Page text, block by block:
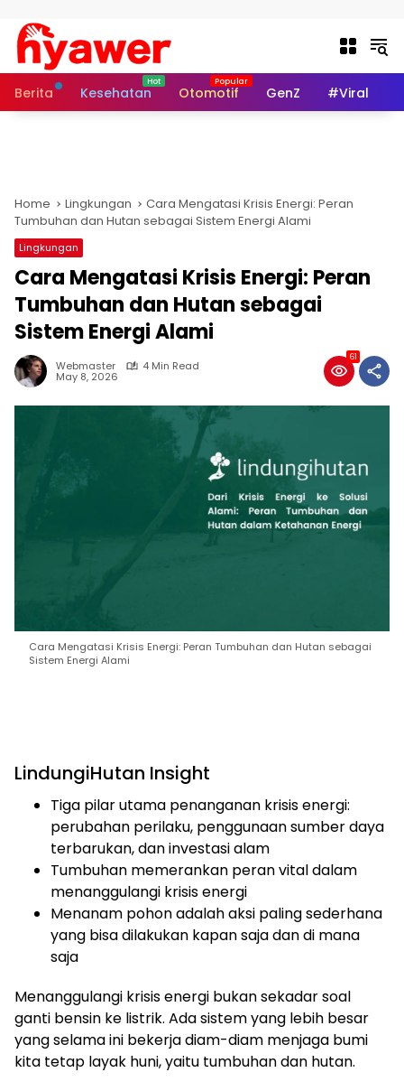
Berita Kesehatan Otomotif GenZ #Viral
Home Lingkungan
Cara Mengatasi Krisis Energi: Peran
Tumbuhan dan Hutan sebagai Sistem Energi Alami
Lingkungan
Cara Mengatasi Krisis Energi: Peran
Tumbuhan dan Hutan sebagai
Sistem Energi Alami
Webmaster 4 Min Read
May 8, 2026
61
Cara Mengatasi Krisis Energi: Peran Tumbuhan dan Hutan sebagai
Sistem Energi Alami
LindungiHutan Insight
Tiga pilar utama penanganan krisis energi:
perubahan perilaku, penggunaan sumber daya
terbarukan, dan investasi alam
Tumbuhan memerankan peran vital dalam
menanggulangi krisis energi
Menanam pohon adalah aksi paling sederhana
yang bisa dilakukan kapan saja dan di mana
saja
Menanggulangi krisis energi bukan sekadar soal
ganti bensin ke listrik. Ada sistem yang lebih besar
yang selama ini bekerja diam-diam menjaga bumi
kita tetap layak huni, yaitu tumbuhan dan hutan.